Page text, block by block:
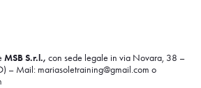
MSB S.r.l., con sede legale in via Novara, 38 –
– Mail: mariasoletraining@gmail.com o